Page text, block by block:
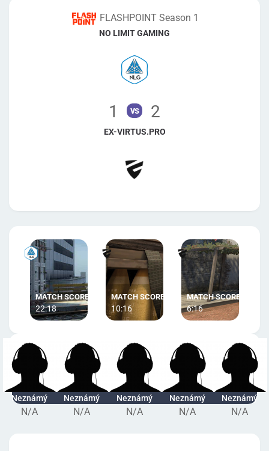
FLASHPOINT Season 1
NO LIMIT GAMING
1 vs 2
EX-VIRTUS.PRO
22:18 10:16 6:16
Neznámý
N/A
Neznámý
N/A
Neznámý
N/A
Neznámý
N/A
Neznámý
N/A